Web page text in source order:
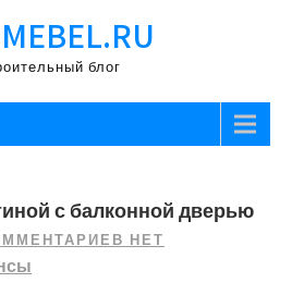
блог
с балконной дверью
НЕТ